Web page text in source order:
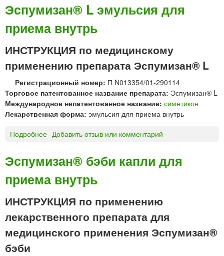
д
я
н
у
р
и
в
е
г
о
и
н
т
р
Б
И
Н
О
С
к
п
л
и
д
р
е
а
в
у
Эспумизан® L эмульсия для
приема внутрь
ИНСТРУКЦИЯ по медицинскому
применению препарата Эспумизан® L
Регистрационный номер: П N013354/01-290114
Торговое патентованное название препарата: Эспумизан® L
Международное непатентованное название: симетикон
Лекарственная форма: эмульсия для приема внутрь
Подробнее
п
у
м
и
з
а
н
®
Добавить отзыв или комментарий
Эспумизан® бэби капли для
приема внутрь
ИНСТРУКЦИЯ по применению
лекарственного препарата для
медицинского применения Эспумизан®
бэби